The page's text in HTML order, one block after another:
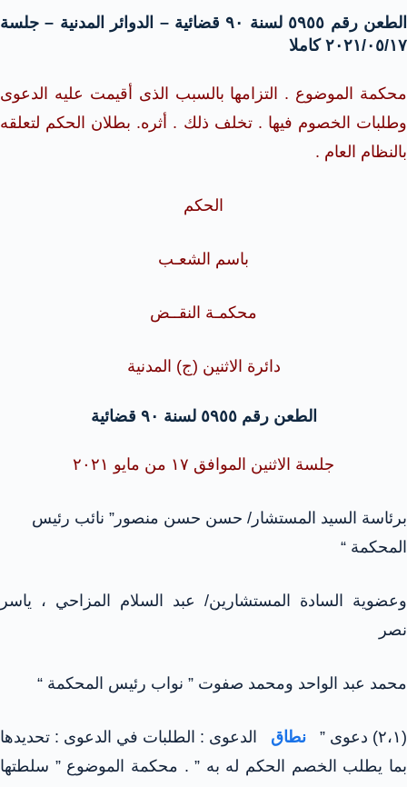
الطعن رقم ٥٩٥٥ لسنة ٩٠ قضائية – الدوائر المدنية – جلسة
٢٠٢١/٠٥/١٧ كاملا
محكمة الموضوع . التزامها بالسبب الذى أقيمت عليه الدعوى
وطلبات الخصوم فيها . تخلف ذلك . أثره. بطلان الحكم لتعلقه
بالنظام العام .
الحكم
باسم الشعـب
محكمـة النقــض
دائرة الاثنين (ج) المدنية
الطعن رقم ٥٩٥٥ لسنة ٩٠ قضائية
جلسة الاثنين الموافق ١٧ من مايو ٢٠٢١
برئاسة السيد المستشار/ حسن حسن منصور” نائب رئيس
المحكمة “
وعضوية السادة المستشارين/ عبد السلام المزاحي ، ياسر
نصر
محمد عبد الواحد ومحمد صفوت ” نواب رئيس المحكمة “
(٢،١) دعوى ” نطاق
الدعوى : الطلبات في الدعوى : تحديدها
بما يطلب الخصم الحكم له به ” . محكمة الموضوع ” سلطتها